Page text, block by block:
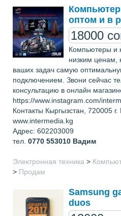
оптом и в
18000
Компьютеры и
низким ценам,
ваших задач самую
подключением. Звони сейчас
консультацию в онлайн
https://www.instagram.com/
Контакты Кыргызстан, 720005
www.intermedia.kg
Адрес: 602203009
тел. 0770 553010 Вадим
Электронная техника >
> Продам
Samsung
duos